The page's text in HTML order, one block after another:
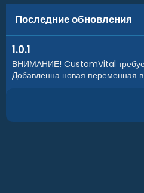
Последние обновления
1.0.1
ВНИМАНИЕ! CustomVital
Добавленна новая переменная в